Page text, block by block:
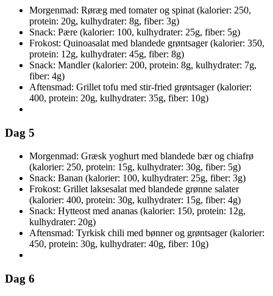
Morgenmad: Røræg med tomater og spinat (kalorier: 250,
protein: 20g, kulhydrater: 8g, fiber: 3g)
Snack: Pære (kalorier: 100, kulhydrater: 25g, fiber: 5g)
Frokost: Quinoasalat med blandede grøntsager (kalorier: 350,
protein: 12g, kulhydrater: 45g, fiber: 8g)
Snack: Mandler (kalorier: 200, protein: 8g, kulhydrater: 7g,
fiber: 4g)
Aftensmad: Grillet tofu med stir-fried grøntsager (kalorier:
400, protein: 20g, kulhydrater: 35g, fiber: 10g)
Dag 5
Morgenmad: Græsk yoghurt med blandede bær og chiafrø
(kalorier: 250, protein: 15g, kulhydrater: 30g, fiber: 5g)
Snack: Banan (kalorier: 100, kulhydrater: 25g, fiber: 3g)
Frokost: Grillet laksesalat med blandede grønne salater
(kalorier: 400, protein: 30g, kulhydrater: 15g, fiber: 4g)
Snack: Hytteost med ananas (kalorier: 150, protein: 12g,
kulhydrater: 20g)
Aftensmad: Tyrkisk chili med bønner og grøntsager (kalorier:
450, protein: 30g, kulhydrater: 40g, fiber: 10g)
Dag 6